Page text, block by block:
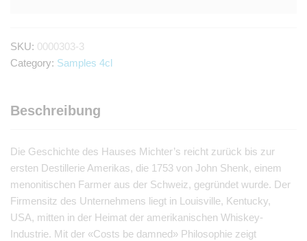
SKU: 0000303-3
Category: Samples 4cl
Beschreibung
Die Geschichte des Hauses Michter’s reicht zurück bis zur
ersten Destillerie Amerikas, die 1753 von John Shenk, einem
menonitischen Farmer aus der Schweiz, gegründet wurde. Der
Firmensitz des Unternehmens liegt in Louisville, Kentucky,
USA, mitten in der Heimat der amerikanischen Whiskey-
Industrie. Mit der «Costs be damned» Philosophie zeigt